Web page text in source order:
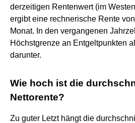
derzeitigen Rentenwert (im
ergibt eine rechnerische Rente
Monat. In den vergangenen
Höchstgrenze an Entgeltpunkten
darunter.
Wie hoch ist die
Nettorente?
Zu guter Letzt hängt die